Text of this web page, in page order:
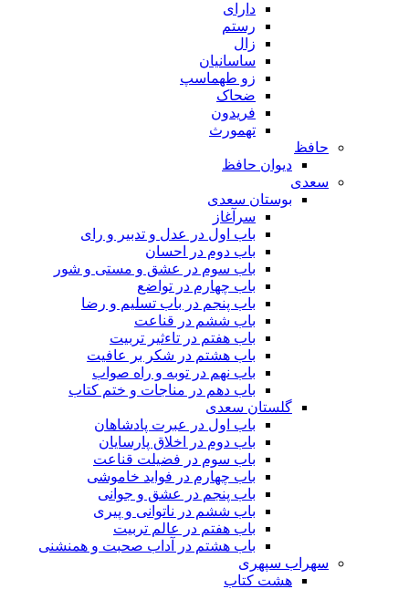
دارای
رستم
زال
ساسانیان
زو طهماسپ‏
ضحاک
فریدون
تهمورث
حافظ
دیوان حافظ
سعدی
بوستان سعدی
سرآغاز
باب اول در عدل و تدبیر و رای
باب دوم در احسان
باب سوم در عشق و مستی و شور
باب چهارم در تواضع
باب پنجم در باب تسلیم و رضا
باب ششم در قناعت
باب هفتم در تاءثیر تربیت
باب هشتم در شکر بر عافیت
باب نهم در توبه و راه صواب
باب دهم در مناجات و ختم کتاب
گلستان سعدی
باب اول در عبرت پادشاهان
باب دوم در اخلاق پارسایان
باب سوم در فضیلت قناعت
باب چهارم در فواید خاموشى
باب پنجم در عشق و جوانى
باب ششم در ناتوانى و پیرى
باب هفتم در عالم تربیت
باب هشتم در آداب صحبت و همنشنى
سهراب سپهری
هشت کتاب